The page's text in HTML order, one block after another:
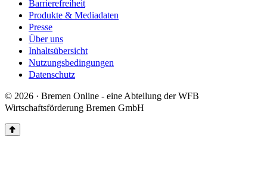
Barrierefreiheit
Produkte & Mediadaten
Presse
Über uns
Inhaltsübersicht
Nutzungsbedingungen
Datenschutz
© 2026 · Bremen Online - eine Abteilung der WFB
Wirtschaftsförderung Bremen GmbH